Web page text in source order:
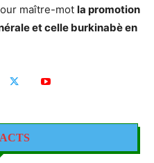
maître-mot la promotion
et celle burkinabè en